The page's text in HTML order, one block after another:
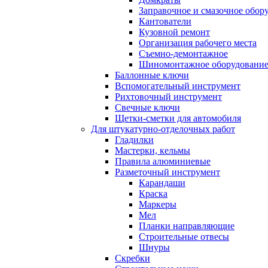
Заправочное и смазочное
Кантователи
Кузовной ремонт
Организация рабочего места
Съемно-демонтажное
Шиномонтажное оборудование
Баллонные ключи
Вспомогательный инструмент
Рихтовочный инструмент
Свечные ключи
Щетки-сметки для автомобиля
Для штукатурно-отделочных работ
Гладилки
Мастерки, кельмы
Правила алюминиевые
Разметочный инструмент
Карандаши
Краска
Маркеры
Мел
Планки направляющие
Строительные отвесы
Шнуры
Скребки